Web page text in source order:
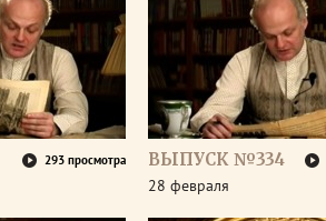
293 просмотра ВЫПУСК №334
28 февраля